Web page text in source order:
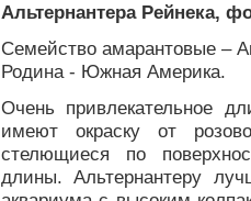
Альтернантера Рейнека,
Семейство амарантовые –
Родина - Южная Америка.
Очень привлекательное
имеют окраску от
стелющиеся по
длины. Альтернантеру